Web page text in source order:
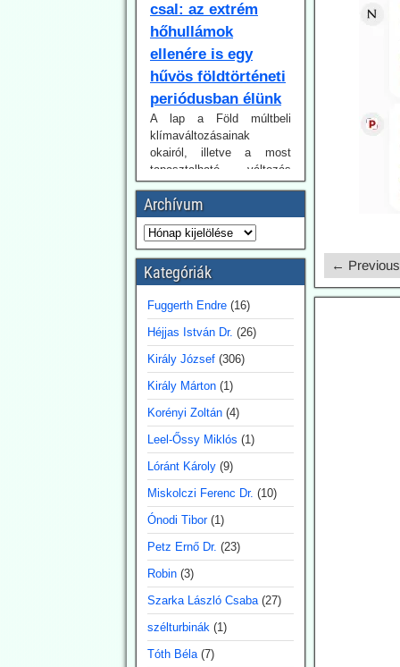
←
ellenére is egy
hűvös földtörténeti
periódusban élünk
A lap a Föld múltbeli
klímaváltozásainak
okairól, illetve a most
tapasztalható változás
természeti és emberi
okairól beszélget dr.
Juhász Árpád geológussal.
Tanulságos olvasmány.
Hiába, ha a Fidesz
ellenzékben van, a Magyar
Nemzetnek is könnyebb
realista hangvételű
írásokat közzétennie.
2026.07.30. Uncut-
News: Az adatok
cáfolják az
erdőtüzekkel
kapcsolatos
legutóbbi
pánikkeltést
A klímarögeszme felé
elkötelezett média (vagyis
a főáramú média 100 %-
ban) a klímaváltozásban,
magyarul az antropogén
CO2-kibocsátás
növekedésében igyekszik
megtalálni (vagy legalábbis
az olvasókkal elhitetni) az
erdőtüzek okát. Így van ez
az idén is, mint a korábbi
években. A gépezet
Archívum
Kategóriák
Fuggerth Endre (16)
Héjjas István Dr. (26)
Király József (306)
Király Márton (1)
Korényi Zoltán (4)
Leel-Őssy Miklós (1)
Lóránt Károly (9)
Miskolczi Ferenc Dr. (10)
Ónodi Tibor(1)
Petz Ernő Dr. (23)
Robin (3)
Szarka László Csaba(27)
szélturbinák (1)
Tóth Béla(7)